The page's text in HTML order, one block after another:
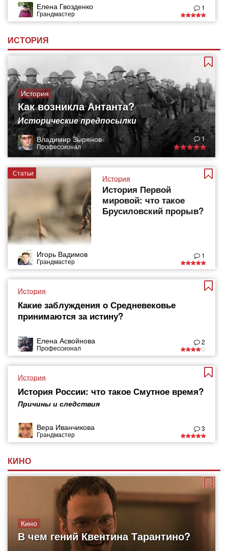
Елена Гвозденко
Грандмастер
1
ИСТОРИЯ
История
Как возникла Антанта?
Исторические предпосылки
Владимир Зырянов
Профессионал
1
Статьи
История
История Первой
мировой: что такое
Брусиловский прорыв?
Игорь Вадимов
Грандмастер
1
История
Какие заблуждения о Средневековье
принимаются за истину?
Елена Асвойнова
Профессионал
2
История
История России: что такое Смутное время?
Причины и следствия
Вера Иванчикова
Грандмастер
3
КИНО
Кино
В чем гений Квентина Тарантино?